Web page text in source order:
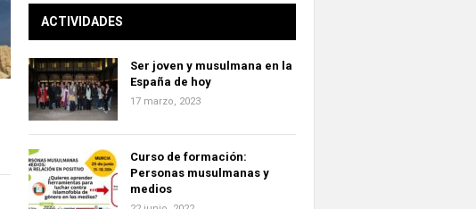
ACTIVIDADES
Ser joven y musulmana en la
España de hoy
17 marzo, 2023
Curso de formación:
Personas musulmanas y
medios